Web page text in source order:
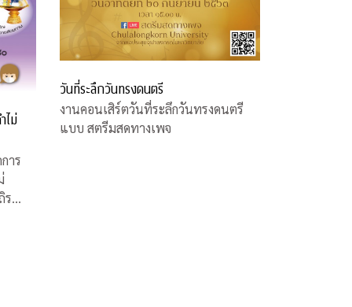
ไม่
าร
ร
วันที่ระลึกวันทรงดนตรี
งานคอนเสิร์ตวันที่ระลึกวันทรงดนตรี
แบบ สตรีมสดทางเพจ